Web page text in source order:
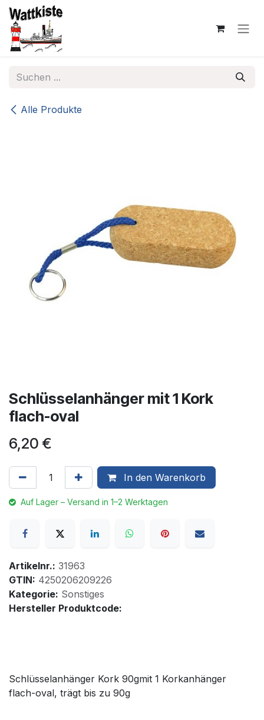
Zum Inhalt springen
Alle Produkte
Schlüsselanhänger mit 1 Kork
flach-oval
6,20 €
In den Warenkorb
Auf Lager – Versand in 1–2 Werktagen
Artikelnr.: 31963
GTIN: 4250206209226
Kategorie: Sonstiges
Hersteller Produktcode:
Schlüsselanhänger Kork 90gmit 1 Korkanhänger
flach-oval, trägt bis zu 90g